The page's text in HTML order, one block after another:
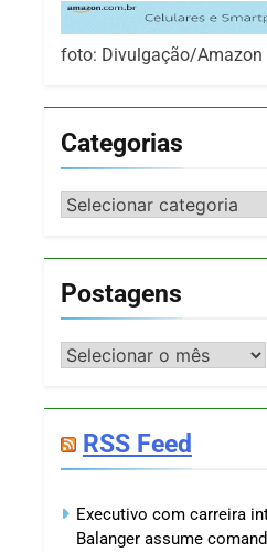
foto: Divulgação/Amazon
Categorias
Categorias
Postagens
Postagens
RSS Feed
Executivo com carreira
Balanger assume